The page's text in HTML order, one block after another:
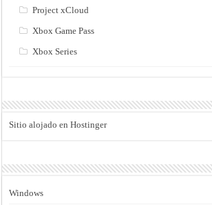
Project xCloud
Xbox Game Pass
Xbox Series
Sitio alojado en Hostinger
Windows